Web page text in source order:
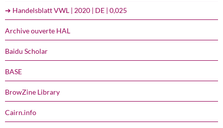
➔ Handelsblatt VWL | 2020 | DE | 0,025
Archive ouverte HAL
Baidu Scholar
BASE
BrowZine Library
Cairn.info